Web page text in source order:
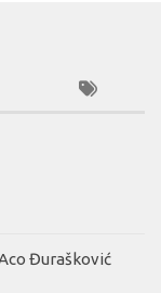
Đurašković